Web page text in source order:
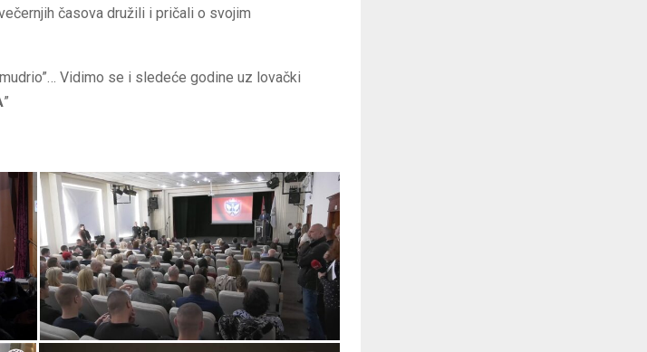
časova družili i pričali o svojim
Vidimo se i sledeće godine uz lovački
”